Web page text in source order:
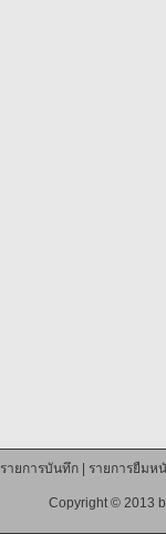
รายการบันทึก| รายการยืมห
Copyright © 2013